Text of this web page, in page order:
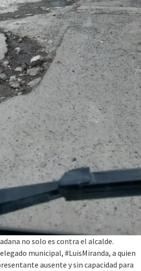
no solo es contra el alcalde.
municipal, #LuisMiranda, a quien
ausente y sin capacidad para